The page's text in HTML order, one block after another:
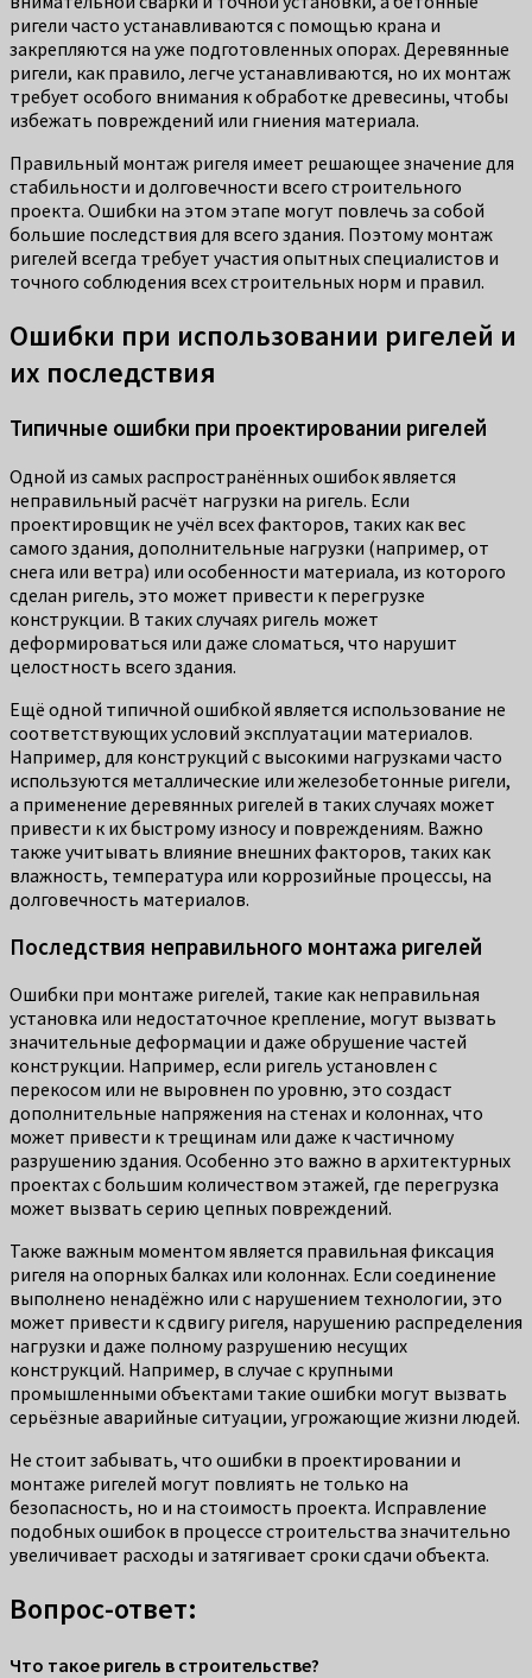
ригели часто устанавливаются с помощью крана и
закрепляются на уже подготовленных опорах. Деревянные
ригели, как правило, легче устанавливаются, но их монтаж
требует особого внимания к обработке древесины, чтобы
избежать повреждений или гниения материала.
Правильный монтаж ригеля имеет решающее значение для
стабильности и долговечности всего строительного
проекта. Ошибки на этом этапе могут повлечь за собой
большие последствия для всего здания. Поэтому монтаж
ригелей всегда требует участия опытных специалистов и
точного соблюдения всех строительных норм и правил.
Ошибки при использовании ригелей и
их последствия
Типичные ошибки при проектировании ригелей
Одной из самых распространённых ошибок является
неправильный расчёт нагрузки на ригель. Если
проектировщик не учёл всех факторов, таких как вес
самого здания, дополнительные нагрузки (например, от
снега или ветра) или особенности материала, из которого
сделан ригель, это может привести к перегрузке
конструкции. В таких случаях ригель может
деформироваться или даже сломаться, что нарушит
целостность всего здания.
Ещё одной типичной ошибкой является использование не
соответствующих условий эксплуатации материалов.
Например, для конструкций с высокими нагрузками часто
используются металлические или железобетонные ригели,
а применение деревянных ригелей в таких случаях может
привести к их быстрому износу и повреждениям. Важно
также учитывать влияние внешних факторов, таких как
влажность, температура или коррозийные процессы, на
долговечность материалов.
Последствия неправильного монтажа ригелей
Ошибки при монтаже ригелей, такие как неправильная
установка или недостаточное крепление, могут вызвать
значительные деформации и даже обрушение частей
конструкции. Например, если ригель установлен с
перекосом или не выровнен по уровню, это создаст
дополнительные напряжения на стенах и колоннах, что
может привести к трещинам или даже к частичному
разрушению здания. Особенно это важно в архитектурных
проектах с большим количеством этажей, где перегрузка
может вызвать серию цепных повреждений.
Также важным моментом является правильная фиксация
ригеля на опорных балках или колоннах. Если соединение
выполнено ненадёжно или с нарушением технологии, это
может привести к сдвигу ригеля, нарушению распределения
нагрузки и даже полному разрушению несущих
конструкций. Например, в случае с крупными
промышленными объектами такие ошибки могут вызвать
серьёзные аварийные ситуации, угрожающие жизни людей.
Не стоит забывать, что ошибки в проектировании и
монтаже ригелей могут повлиять не только на
безопасность, но и на стоимость проекта. Исправление
подобных ошибок в процессе строительства значительно
увеличивает расходы и затягивает сроки сдачи объекта.
Вопрос-ответ:
Что такое ригель в строительстве?